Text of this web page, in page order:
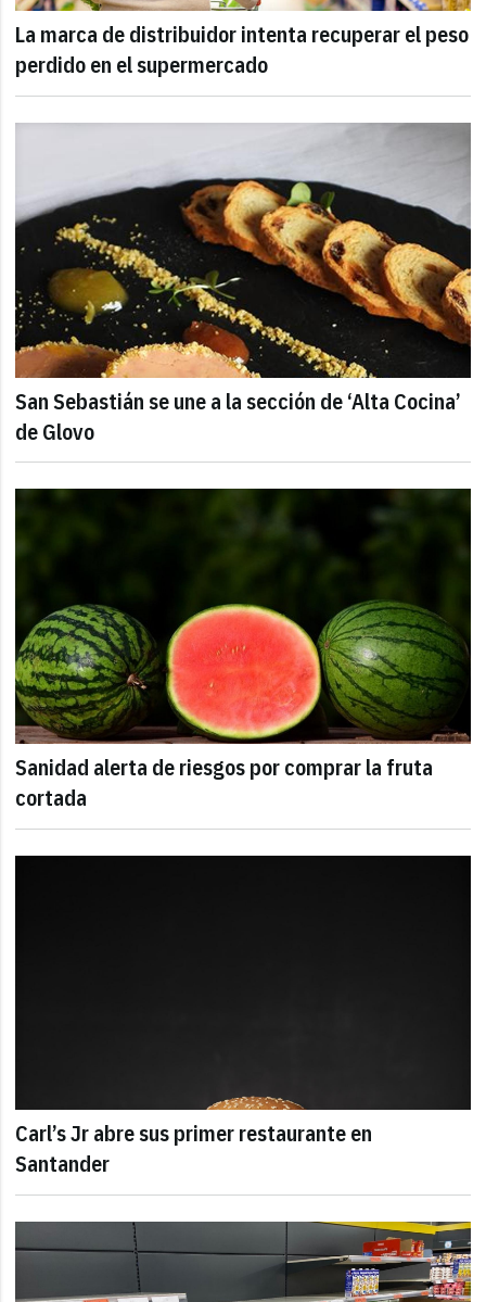
La marca de distribuidor intenta recuperar el peso
perdido en el supermercado
San Sebastián se une a la sección de ‘Alta Cocina’
de Glovo
Sanidad alerta de riesgos por comprar la fruta
cortada
Carl’s Jr abre sus primer restaurante en
Santander